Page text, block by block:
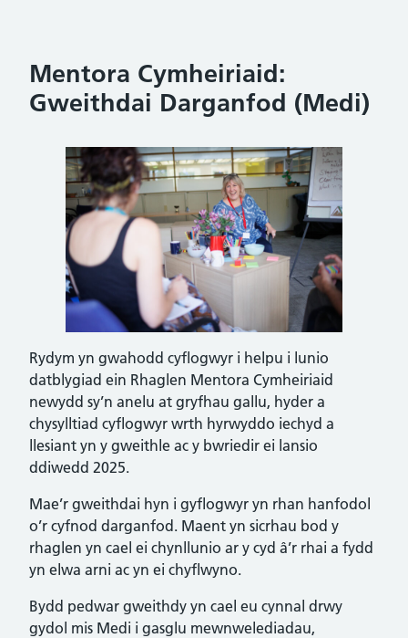
Mentora Cymheiriaid:
Gweithdai Darganfod (Medi)
Rydym yn gwahodd cyflogwyr i helpu i lunio
datblygiad ein Rhaglen Mentora Cymheiriaid
newydd sy’n anelu at gryfhau gallu, hyder a
chysylltiad cyflogwyr wrth hyrwyddo iechyd a
llesiant yn y gweithle ac y bwriedir ei lansio
ddiwedd 2025.
Mae’r gweithdai hyn i gyflogwyr yn rhan hanfodol
o’r cyfnod darganfod. Maent yn sicrhau bod y
rhaglen yn cael ei chynllunio ar y cyd â’r rhai a fydd
yn elwa arni ac yn ei chyflwyno.
Bydd pedwar gweithdy yn cael eu cynnal drwy
gydol mis Medi i gasglu mewnwelediadau,